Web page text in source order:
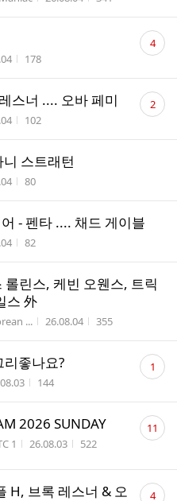
간 조회수
178
댓
글 4
스너 .... 오바 페미
간 조회수
102
댓
글 2
스트래턴
간 조회수
80
- 펜타 .... 채드 게이블
간 조회수
82
린스, 케빈 오웬스, 트릭
스 外
자 ... 작성시간
26.08.04 조회수
355
좋나요?
시간 조회수
144
댓
글 1
2026 SUNDAY
자
1 작성시간
26.08.03 조회수
522
댓
글11
H, 브록 레스너 & 오
댓
4